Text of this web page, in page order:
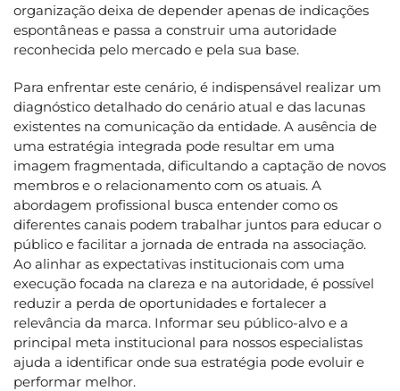
organização deixa de depender apenas de indicações
espontâneas e passa a construir uma autoridade
reconhecida pelo mercado e pela sua base.
Para enfrentar este cenário, é indispensável realizar um
diagnóstico detalhado do cenário atual e das lacunas
existentes na comunicação da entidade. A ausência de
uma estratégia integrada pode resultar em uma
imagem fragmentada, dificultando a captação de novos
membros e o relacionamento com os atuais. A
abordagem profissional busca entender como os
diferentes canais podem trabalhar juntos para educar o
público e facilitar a jornada de entrada na associação.
Ao alinhar as expectativas institucionais com uma
execução focada na clareza e na autoridade, é possível
reduzir a perda de oportunidades e fortalecer a
relevância da marca. Informar seu público-alvo e a
principal meta institucional para nossos especialistas
ajuda a identificar onde sua estratégia pode evoluir e
performar melhor.